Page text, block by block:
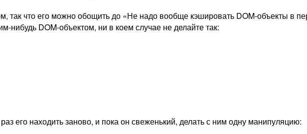
так что его можно обощить до «Не надо вообще кэшировать DOM-объекты в
нибудь DOM-объектом, ни в коем случае не делайте так:
его находить заново, и пока он свеженький, делать с ним одну манипуляцию: